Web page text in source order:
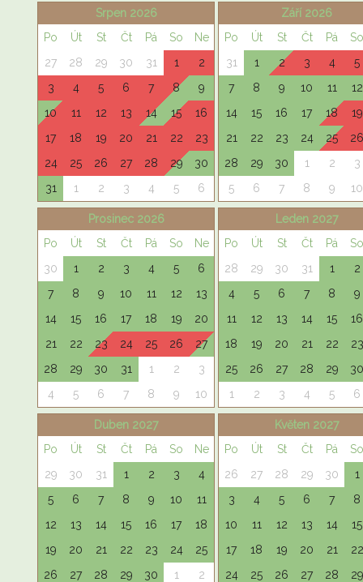
Srpen 2026
Po
Út St Čt Pá So
Ne
27
28 29 30 31 1
2
3
4 5 6 7 8
9
10
11 12 13 14 15
16
17
18 19 20 21 22
23
24
25 26 27 28 29
30
31
1 2 3 4 5 6
Září 2026
Po
Út St Čt Pá
So
31
1 2 3 4
5
7
8 9 10 11
12
14
15 16 17 18
19
21
22 23 24 25
26
28
29 30 1 2
3
5
6 7 8 9 10
Prosinec 2026
Po
Út St Čt Pá So
Ne
30
1 2 3 4 5
6
7
8 9 10 11 12
13
14
15 16 17 18 19
20
21
22 23 24 25 26
27
28
29 30 31 1 2
3
4
5 6 7 8 9 10
Leden 2027
Po
Út St Čt Pá
So
28
29 30 31 1
2
4
5 6 7 8
9
11
12 13 14 15
16
18
19 20 21 22
23
25
26 27 28 29
30
1
2 3 4 5 6
Duben 2027
Po
Út St Čt Pá So
Ne
29
30 31 1 2 3
4
5
6 7 8 9 10
11
12
13 14 15 16 17
18
19
20 21 22 23 24
25
26
27 28 29 30 1
2
Květen 2027
Po
Út St Čt Pá
So
26
27 28 29 30
1
3
4 5 6 7
8
10
11 12 13 14
15
17
18 19 20 21
22
24
25 26 27 28
29